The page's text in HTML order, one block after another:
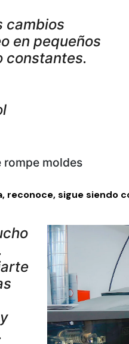
cambios
en pequeños
constantes.
rompe moldes
reconoce, sigue siendo